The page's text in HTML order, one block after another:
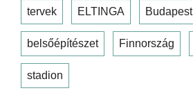
tervek ELTINGA Budapest
belsőépítészet Finnország
stadion